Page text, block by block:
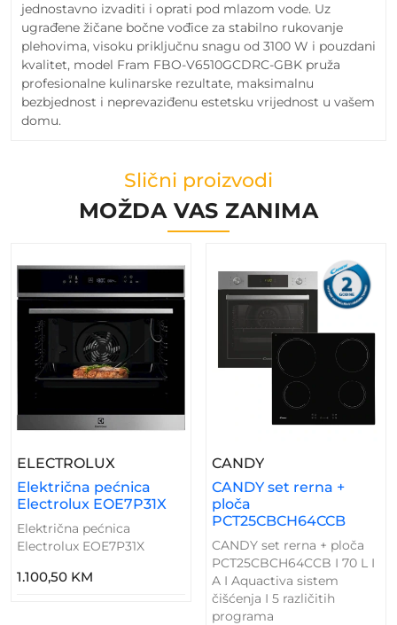
jednostavno izvaditi i oprati pod mlazom vode. Uz
ugrađene žičane bočne vođice za stabilno rukovanje
plehovima, visoku priključnu snagu od 3100 W i pouzdani
kvalitet, model Fram FBO-V6510GCDRC-GBK pruža
profesionalne kulinarske rezultate, maksimalnu
bezbjednost i neprevaziđenu estetsku vrijednost u vašem
domu.
Slični proizvodi
MOŽDA VAS ZANIMA
ELECTROLUX – Električna Pećnica Electrolux
Električna pećnica
Electrolux EOE7P31X
Električna pećnica
Electrolux EOE7P31X
1.100,50 KM
CANDY– CANDY Set
CANDY set rerna +
ploča
PCT25CBCH64CCB
CANDY set rerna + ploča
PCT25CBCH64CCB I 70 L I
A I Aquactiva sistem
čišćenja I 5 različitih
programa